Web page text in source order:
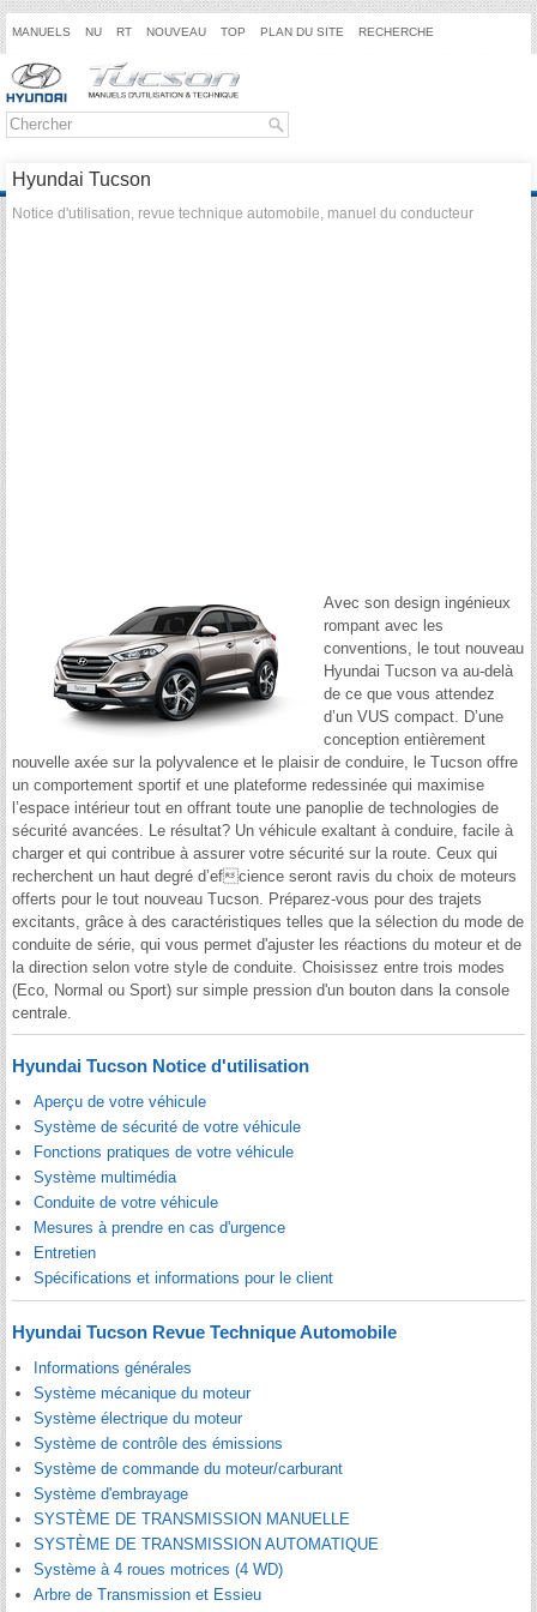
MANUELS NU RT NOUVEAU TOP PLAN DU SITE RECHERCHE
Hyundai Tucson
Notice d'utilisation, revue technique automobile, manuel du conducteur
Avec son design ingénieux
rompant avec les
conventions, le tout nouveau
Hyundai Tucson va au-delà
de ce que vous attendez
d’un VUS compact. D’une
conception entièrement
nouvelle axée sur la polyvalence et le plaisir de conduire, le Tucson offre
un comportement sportif et une plateforme redessinée qui maximise
l’espace intérieur tout en offrant toute une panoplie de technologies de
sécurité avancées. Le résultat? Un véhicule exaltant à conduire, facile à
charger et qui contribue à assurer votre sécurité sur la route. Ceux qui
recherchent un haut degré d’efcience seront ravis du choix de moteurs
offerts pour le tout nouveau Tucson. Préparez-vous pour des trajets
excitants, grâce à des caractéristiques telles que la sélection du mode de
conduite de série, qui vous permet d'ajuster les réactions du moteur et de
la direction selon votre style de conduite. Choisissez entre trois modes
(Eco, Normal ou Sport) sur simple pression d'un bouton dans la console
centrale.
Hyundai Tucson Notice d'utilisation
Aperçu de votre véhicule
Système de sécurité de votre véhicule
Fonctions pratiques de votre véhicule
Système multimédia
Conduite de votre véhicule
Mesures à prendre en cas d'urgence
Entretien
Spécifications et informations pour le client
Hyundai Tucson Revue Technique Automobile
Informations générales
Système mécanique du moteur
Système électrique du moteur
Système de contrôle des émissions
Système de commande du moteur/carburant
Système d'embrayage
SYSTÈME DE TRANSMISSION MANUELLE
SYSTÈME DE TRANSMISSION AUTOMATIQUE
Système à 4 roues motrices (4 WD)
Arbre de Transmission et Essieu